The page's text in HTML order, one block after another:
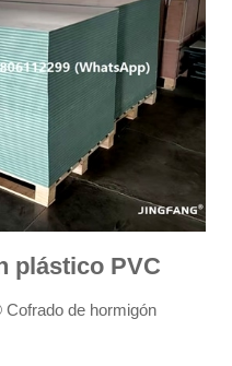
plástico PVC
de hormigón